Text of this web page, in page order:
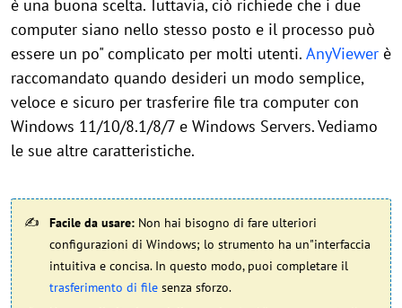
è una buona scelta. Tuttavia, ciò richiede che i due
computer siano nello stesso posto e il processo può
essere un po" complicato per molti utenti. AnyViewer è
raccomandato quando desideri un modo semplice,
veloce e sicuro per trasferire file tra computer con
Windows 11/10/8.1/8/7 e Windows Servers. Vediamo
le sue altre caratteristiche.
Facile da usare: Non hai bisogno di fare ulteriori
configurazioni di Windows; lo strumento ha un"interfaccia
intuitiva e concisa. In questo modo, puoi completare il
trasferimento di file senza sforzo.